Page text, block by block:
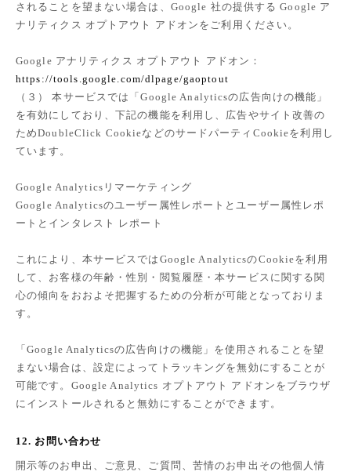
されることを望まない場合は、Google 社の提供する Google ア
ナリティクス オプトアウト アドオンをご利用ください。
Google アナリティクス オプトアウト アドオン：
https://tools.google.com/dlpage/gaoptout
（３） 本サービスでは「Google Analyticsの広告向けの機能」
を有効にしており、下記の機能を利用し、広告やサイト改善の
ためDoubleClick CookieなどのサードパーティCookieを利用し
ています。
Google Analyticsリマーケティング
Google Analyticsのユーザー属性レポートとユーザー属性レポ
ートとインタレスト レポート
これにより、本サービスではGoogle AnalyticsのCookieを利用
して、お客様の年齢・性別・閲覧履歴・本サービスに関する関
心の傾向をおおよそ把握するための分析が可能となっておりま
す。
「Google Analyticsの広告向けの機能」を使用されることを望
まない場合は、設定によってトラッキングを無効にすることが
可能です。Google Analytics オプトアウト アドオンをブラウザ
にインストールされると無効にすることができます。
12. お問い合わせ
開示等のお申出、ご意見、ご質問、苦情のお申出その他個人情